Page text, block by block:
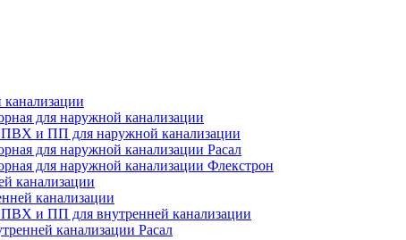
канализации
для наружной канализации
и ПП для наружной канализации
для наружной канализации Расал
для наружной канализации Флекстрон
канализации
канализации
и ПП для внутренней канализации
канализации Расал